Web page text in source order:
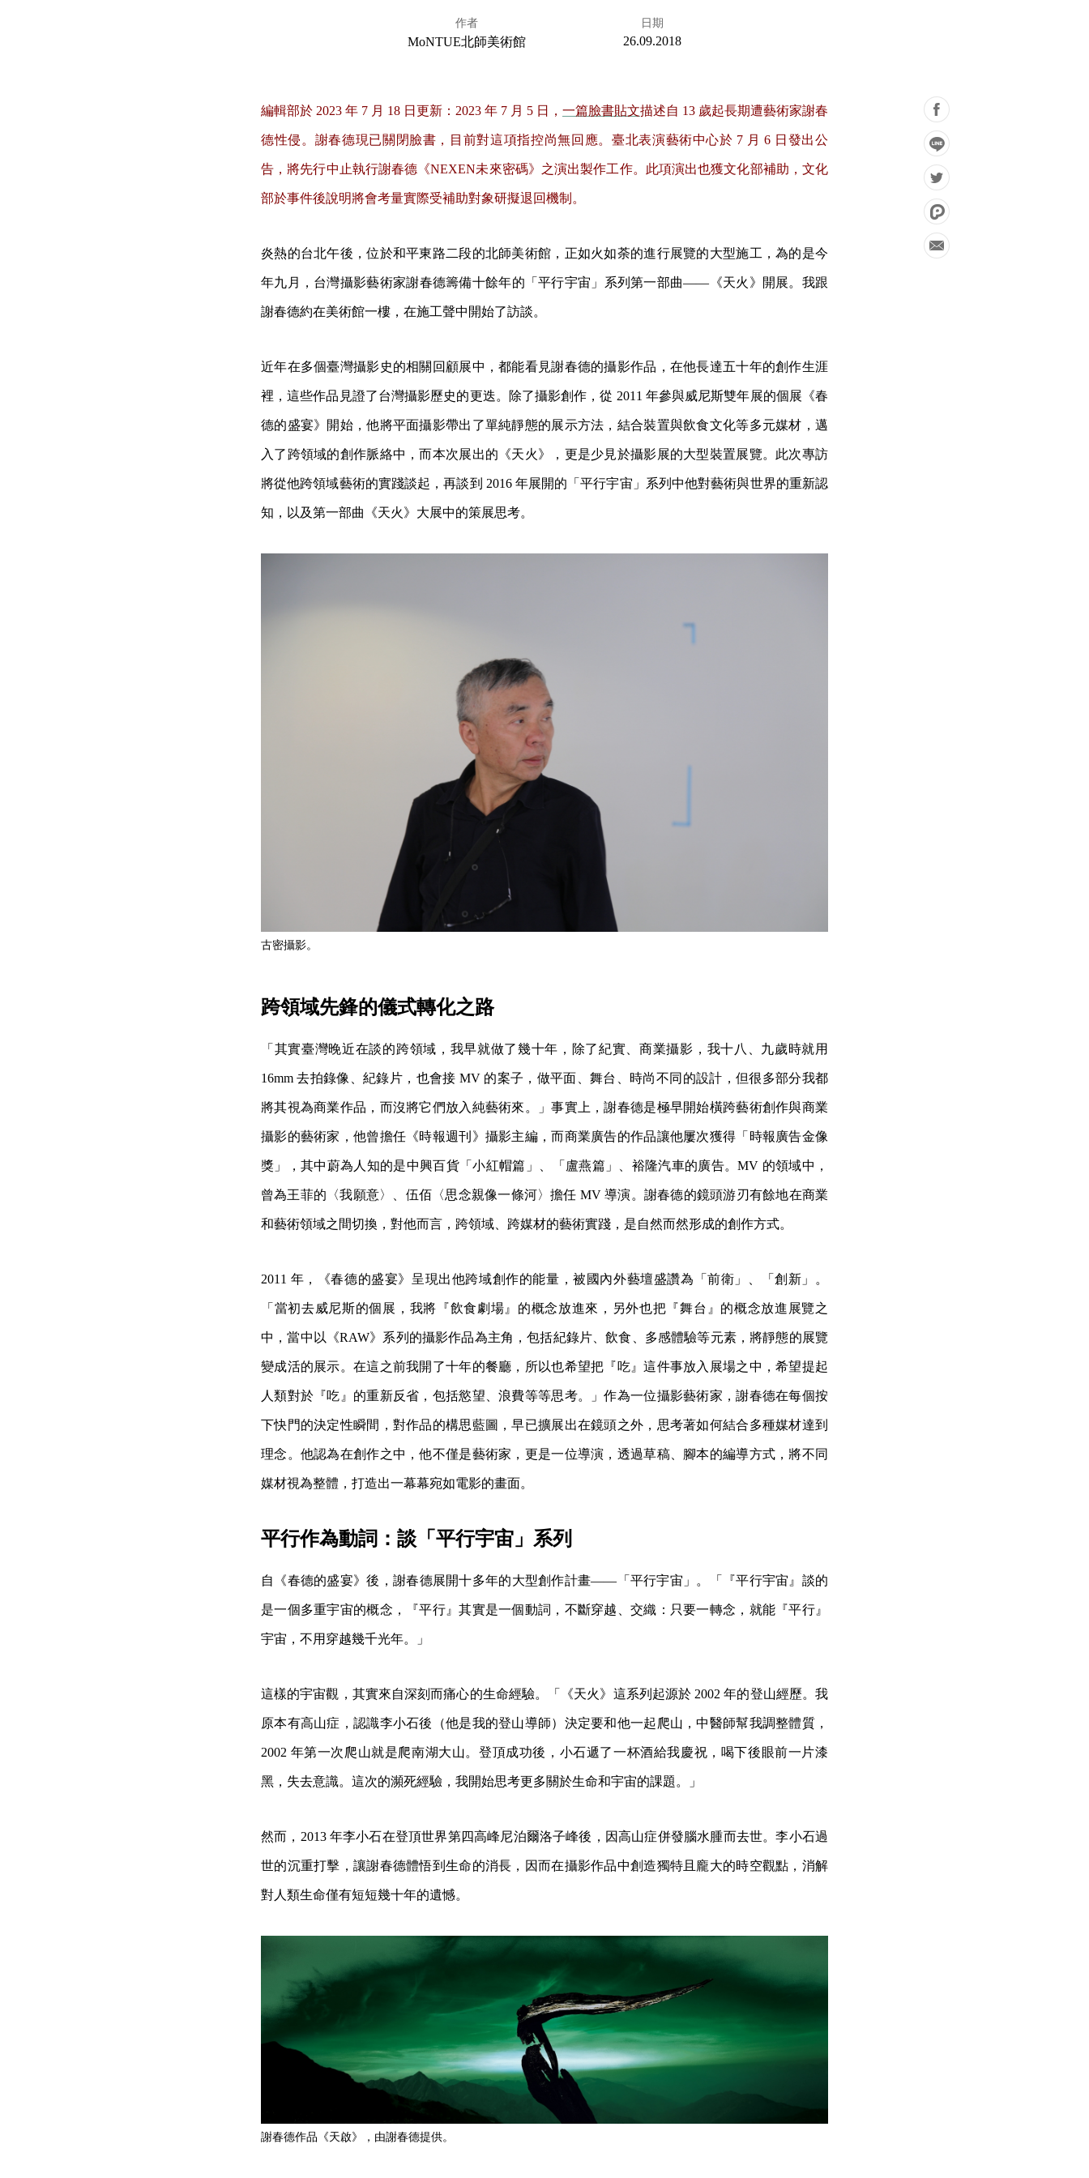
作者
MoNTUE北師美術館
日期
26.09.2018
編輯部於 2023 年 7 月 18 日更新：2023 年 7 月 5 日， 一篇臉書貼文描述自 13 歲起長期遭藝術家謝春
德性侵。謝春德現已關閉臉書，目前對這項指控尚無回應。臺北表演藝術中心於 7 月 6 日發出公
告，將先行中止執行謝春德《NEXEN未來密碼》之演出製作工作。此項演出也獲文化部補助，文化
部於事件後說明將會考量實際受補助對象研擬退回機制。
炎熱的台北午後，位於和平東路二段的北師美術館，正如火如荼的進行展覽的大型施工，為的是今
年九月，台灣攝影藝術家謝春德籌備十餘年的「平行宇宙」系列第一部曲——《天火》開展。我跟
謝春德約在美術館一樓，在施工聲中開始了訪談。
近年在多個臺灣攝影史的相關回顧展中，都能看見謝春德的攝影作品，在他長達五十年的創作生涯
裡，這些作品見證了台灣攝影歷史的更迭。除了攝影創作，從 2011 年參與威尼斯雙年展的個展《春
德的盛宴》開始，他將平面攝影帶出了單純靜態的展示方法，結合裝置與飲食文化等多元媒材，邁
入了跨領域的創作脈絡中，而本次展出的《天火》，更是少見於攝影展的大型裝置展覽。此次專訪
將從他跨領域藝術的實踐談起，再談到 2016 年展開的「平行宇宙」系列中他對藝術與世界的重新認
知，以及第一部曲《天火》大展中的策展思考。
古密攝影。
跨領域先鋒的儀式轉化之路
「其實臺灣晚近在談的跨領域，我早就做了幾十年，除了紀實、商業攝影，我十八、九歲時就用
16mm 去拍錄像、紀錄片，也會接 MV 的案子，做平面、舞台、時尚不同的設計，但很多部分我都
將其視為商業作品，而沒將它們放入純藝術來。」事實上，謝春德是極早開始橫跨藝術創作與商業
攝影的藝術家，他曾擔任《時報週刊》攝影主編，而商業廣告的作品讓他屢次獲得「時報廣告金像
獎」，其中蔚為人知的是中興百貨「小紅帽篇」、「盧燕篇」、裕隆汽車的廣告。MV 的領域中，
曾為王菲的〈我願意〉、伍佰〈思念親像一條河〉擔任 MV 導演。謝春德的鏡頭游刃有餘地在商業
和藝術領域之間切換，對他而言，跨領域、跨媒材的藝術實踐，是自然而然形成的創作方式。
2011 年，《春德的盛宴》呈現出他跨域創作的能量，被國內外藝壇盛讚為「前衛」、「創新」。
「當初去威尼斯的個展，我將『飲食劇場』的概念放進來，另外也把『舞台』的概念放進展覽之
中，當中以《RAW》系列的攝影作品為主角，包括紀錄片、飲食、多感體驗等元素，將靜態的展覽
變成活的展示。在這之前我開了十年的餐廳，所以也希望把『吃』這件事放入展場之中，希望提起
人類對於『吃』的重新反省，包括慾望、浪費等等思考。」作為一位攝影藝術家，謝春德在每個按
下快門的決定性瞬間，對作品的構思藍圖，早已擴展出在鏡頭之外，思考著如何結合多種媒材達到
理念。他認為在創作之中，他不僅是藝術家，更是一位導演，透過草稿、腳本的編導方式，將不同
媒材視為整體，打造出一幕幕宛如電影的畫面。
平行作為動詞：談「平行宇宙」系列
自《春德的盛宴》後，謝春德展開十多年的大型創作計畫——「平行宇宙」。「『平行宇宙』談的
是一個多重宇宙的概念，『平行』其實是一個動詞，不斷穿越、交織：只要一轉念，就能『平行』
宇宙，不用穿越幾千光年。」
這樣的宇宙觀，其實來自深刻而痛心的生命經驗。「《天火》這系列起源於 2002 年的登山經歷。我
原本有高山症，認識李小石後（他是我的登山導師）決定要和他一起爬山，中醫師幫我調整體質，
2002 年第一次爬山就是爬南湖大山。登頂成功後，小石遞了一杯酒給我慶祝，喝下後眼前一片漆
黑，失去意識。這次的瀕死經驗，我開始思考更多關於生命和宇宙的課題。」
然而，2013 年李小石在登頂世界第四高峰尼泊爾洛子峰後，因高山症併發腦水腫而去世。李小石過
世的沉重打擊，讓謝春德體悟到生命的消長，因而在攝影作品中創造獨特且龐大的時空觀點，消解
對人類生命僅有短短幾十年的遺憾。
謝春德作品《天啟》，由謝春德提供。